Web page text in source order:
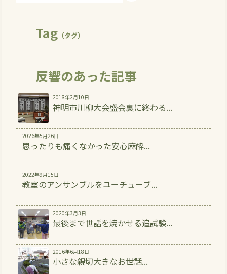
Tag（タグ）
反響のあった記事
2018年2月10日
神明市川柳大会盛会裏に終わる...
2026年5月26日
思ったりも痛くなかった安心麻酔...
2022年9月15日
教室のアンサンブルをユーチューブ...
2020年3月3日
最後まで世話を焼かせる追試験...
2016年6月18日
小さな親切大きなお世話...